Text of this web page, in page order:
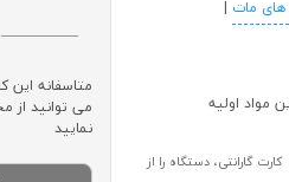
مات |
گارانتی، دستگاه را از
متاسفانه این
می توانید از
نمایید